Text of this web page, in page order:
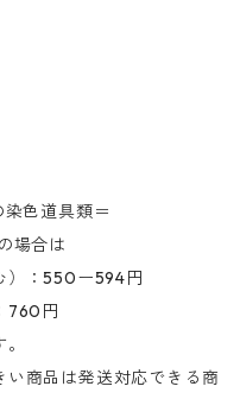
色道具類＝
場合は
）：550ー594円
760円
商品は発送対応できる商